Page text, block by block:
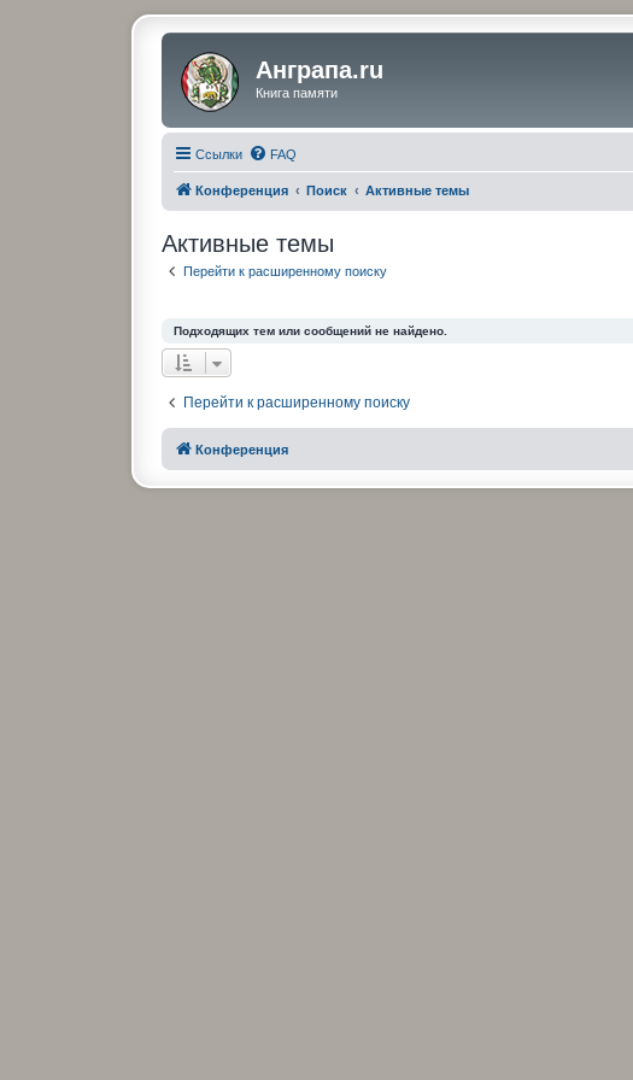
Анграпа.ru
Книга памяти
Ссылки FAQ
Конференция Поиск Активные темы
Активные темы
Перейти к расширенному поиску
Подходящих тем или сообщений не найдено.
Перейти к расширенному поиску
Конференция